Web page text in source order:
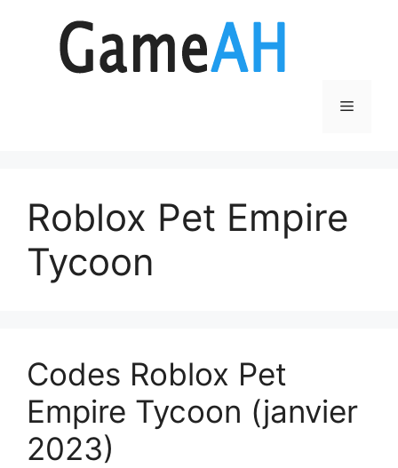
Menu
Roblox Pet Empire
Tycoon
Codes Roblox Pet
Empire Tycoon (janvier
2023)